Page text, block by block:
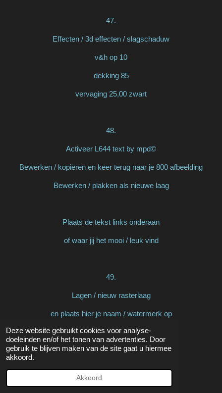
Deze website gebruikt cookies voor analyse-
doeleinden en/of het tonen van advertenties. Door
gebruik te blijven maken van de site gaat u hiermee
akkoord.
Akkoord
47.
Effecten / 3d effecten / slagschaduw
v&h op 10
dekking 85
vervaging 25,00 zwart
48.
Activeer L644 text by mpd©
Bewerken / kopiëren en keer terug naar je 800 afbeelding
Bewerken / plakken als nieuwe laag
Plaats de tekst links onderaan
of waar jij het mooi / leuk vind
49.
Lagen / nieuw rasterlaag
en plaats hier je naam / watermerk op
!!Vergeet mijn watermerk niet!!
50.